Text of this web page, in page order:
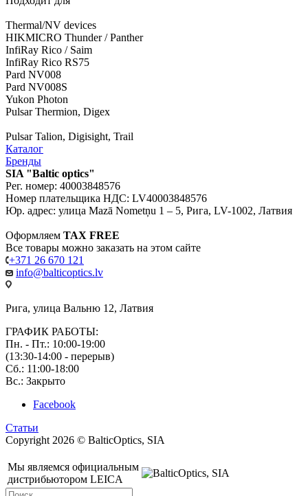
Thermal/NV devices
HIKMICRO Thunder / Panther
InfiRay Rico / Saim
InfiRay Rico RS75
Pard NV008
Pard NV008S
Yukon Photon
Pulsar Thermion, Digex
Pulsar Talion, Digisight, Trail
Каталог
Бренды
SIA "Baltic optics"
Рег. номер: 40003848576
Номер плательщика НДС: LV40003848576
Юр. адрес: улица Mazā Nometņu 1 – 5, Рига, LV-1002, Латвия
Оформляем TAX FREE
Все товары можно заказать на этом сайте
+371 26 670 121
info@balticoptics.lv
Рига, улица Вальню 12, Латвия
ГРАФИК РАБОТЫ:
Пн. - Пт.: 10:00-19:00
(13:30-14:00 - перерыв)
Сб.: 11:00-18:00
Вс.: Закрыто
Facebook
Статьи
Copyright 2026 © BalticOptics, SIA
Мы являемся официальным
дистрибьютором LEICA